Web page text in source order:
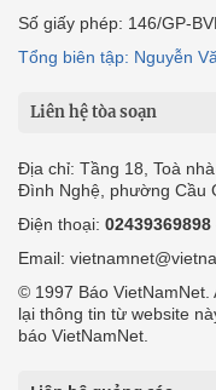
Số giấy phép: 146/GP-
Tổng biên tập: Nguyễn
Liên hệ tòa soạn
Địa chỉ: Tầng 18, Toà
Đình Nghệ, phường Cầu
Điện thoại: 02439369898
Email:
© 1997 Báo
lại thông tin từ website
báo VietNamNet.